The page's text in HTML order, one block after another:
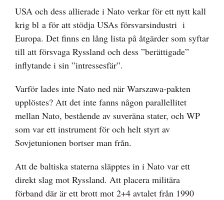
USA och dess allierade i Nato verkar för ett nytt kall
krig bl a för att stödja USAs försvarsindustri i
Europa. Det finns en lång lista på åtgärder som syftar
till att försvaga Ryssland och dess ”berättigade”
inflytande i sin ”intressesfär”.
Varför lades inte Nato ned när Warszawa-pakten
upplöstes? Att det inte fanns någon parallellitet
mellan Nato, bestående av suveräna stater, och WP
som var ett instrument för och helt styrt av
Sovjetunionen bortser man från.
Att de baltiska staterna släpptes in i Nato var ett
direkt slag mot Ryssland. Att placera militära
förband där är ett brott mot 2+4 avtalet från 1990